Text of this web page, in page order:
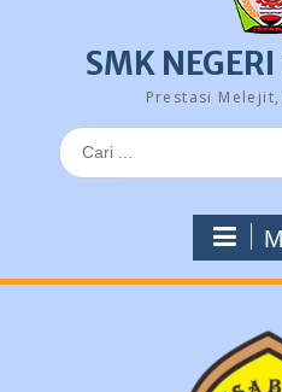
SMK
Prestasi
Search
for: